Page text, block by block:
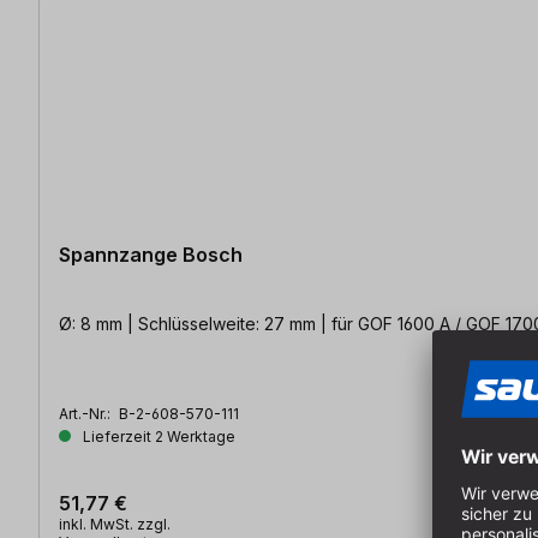
Spannzange Bosch
Ø: 8 mm | Schlüsselweite: 27 mm | für GOF 1600 A / GOF
Art.-Nr.: B-2-608-570-111
Lieferzeit 2 Werktage
51,77 €
inkl. MwSt. zzgl.